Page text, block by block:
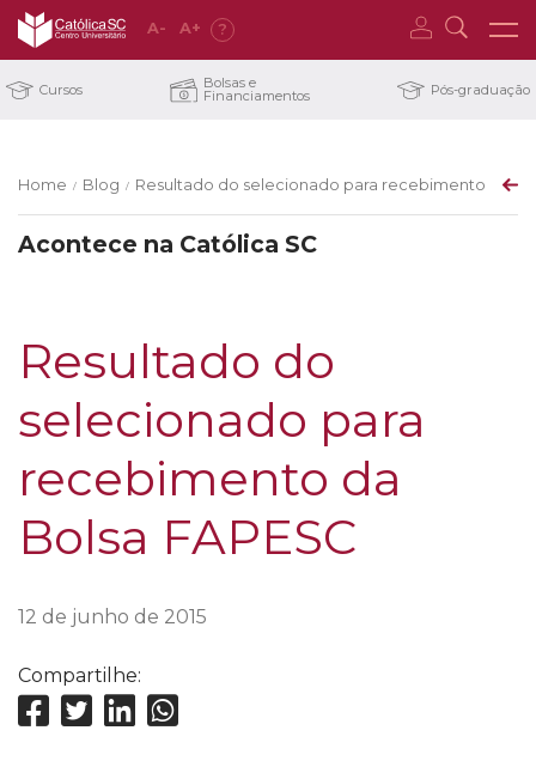
A- A+ ?
Cursos Bolsas e
Financiamentos Pós-graduação
Home / Blog / Resultado do selecionado para recebimento da
Acontece na Católica SC
Resultado do
selecionado para
recebimento da
Bolsa FAPESC
12 de junho de 2015
Compartilhe: